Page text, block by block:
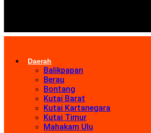
Daerah
Balikpapan
Berau
Bontang
Kutai Barat
Kutai Kartanegara
Kutai Timur
Mahakam Ulu